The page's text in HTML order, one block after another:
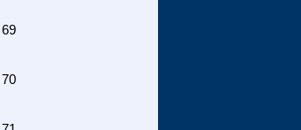
69
70